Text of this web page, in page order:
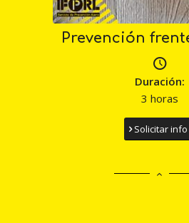
Prevención
Duración:
3 horas
Solicitar info